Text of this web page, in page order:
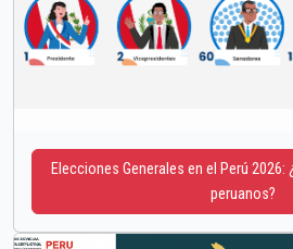
Elecciones Generales en el Perú 2026:
peruanos?